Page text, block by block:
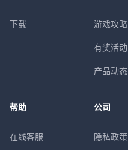
下载 游戏攻略
有奖活动
产品动态
帮助
在线客服
公司
隐私政策